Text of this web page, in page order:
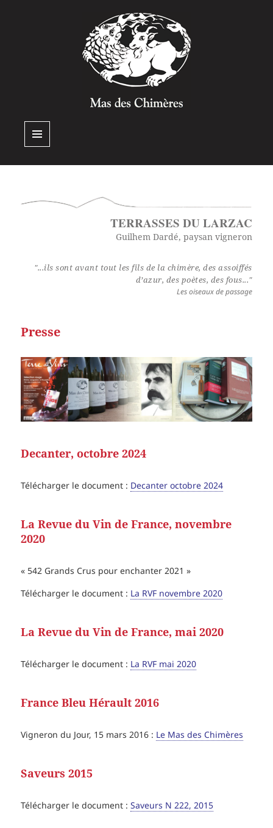
TERRASSES DU LARZAC
Guilhem Dardé, paysan vigneron
"...ils sont avant tout les fils de la chimère, des assoiffés
d’azur, des poètes, des fous..."
Les oiseaux de passage
Presse
Decanter, octobre 2024
Télécharger le document : Decanter octobre 2024
La Revue du Vin de France, novembre
2020
« 542 Grands Crus pour enchanter 2021 »
Télécharger le document : La RVF novembre 2020
La Revue du Vin de France, mai 2020
Télécharger le document : La RVF mai 2020
France Bleu Hérault 2016
Vigneron du Jour, 15 mars 2016 : Le Mas des Chimères
Saveurs 2015
Télécharger le document :Saveurs N 222, 2015